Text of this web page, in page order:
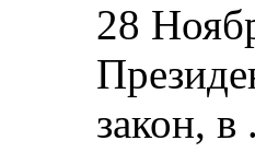
28
закон, в